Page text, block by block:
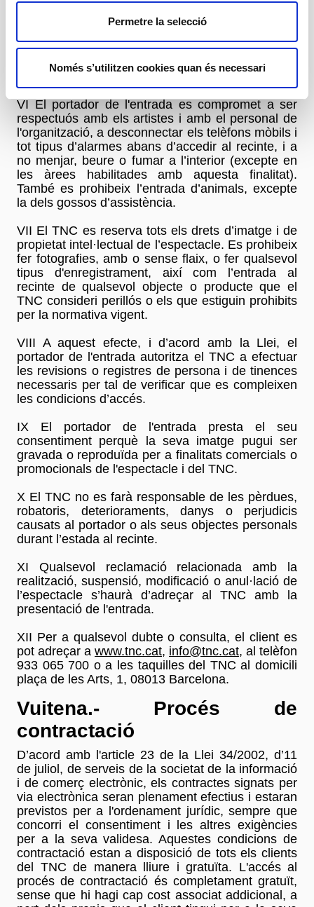
Permetre la selecció
Només s’utilitzen cookies quan és necessari
V Es prohibeix l'entrada al recinte a menors de 18
persones majors d'edat. El TNC informarà dels
espectacles prohibits a menors d'edat així com de
les edats recomanades dels espectacles.
VI El portador de l'entrada es compromet a ser
respectuós amb els artistes i amb el personal de
l'organització, a desconnectar els telèfons mòbils i
tot tipus d’alarmes abans d’accedir al recinte, i a
no menjar, beure o fumar a l’interior (excepte en
les àrees habilitades amb aquesta finalitat).
També es prohibeix l’entrada d’animals, excepte
la dels gossos d’assistència.
VII El TNC es reserva tots els drets d’imatge i de
propietat intel·lectual de l’espectacle. Es prohibeix
fer fotografies, amb o sense flaix, o fer qualsevol
tipus d'enregistrament, així com l’entrada al
recinte de qualsevol objecte o producte que el
TNC consideri perillós o els que estiguin prohibits
per la normativa vigent.
VIII A aquest efecte, i d’acord amb la Llei, el
portador de l'entrada autoritza el TNC a efectuar
les revisions o registres de persona i de tinences
necessaris per tal de verificar que es compleixen
les condicions d’accés.
IX El portador de l'entrada presta el seu
consentiment perquè la seva imatge pugui ser
gravada o reproduïda per a finalitats comercials o
promocionals de l'espectacle i del TNC.
X El TNC no es farà responsable de les pèrdues,
robatoris, deterioraments, danys o perjudicis
causats al portador o als seus objectes personals
durant l’estada al recinte.
XI Qualsevol reclamació relacionada amb la
realització, suspensió, modificació o anul·lació de
l’espectacle s’haurà d’adreçar al TNC amb la
presentació de l'entrada.
XII Per a qualsevol dubte o consulta, el client es
pot adreçar a www.tnc.cat, info@tnc.cat, al telèfon
933 065 700 o a les taquilles del TNC al domicili
plaça de les Arts, 1, 08013 Barcelona.
Vuitena.- Procés de
contractació
D’acord amb l'article 23 de la Llei 34/2002, d’11
de juliol, de serveis de la societat de la informació
i de comerç electrònic, els contractes signats per
via electrònica seran plenament efectius i estaran
previstos per a l'ordenament jurídic, sempre que
concorri el consentiment i les altres exigències
per a la seva validesa. Aquestes condicions de
contractació estan a disposició de tots els clients
del TNC de manera lliure i gratuïta. L'accés al
procés de contractació és completament gratuït,
sense que hi hagi cap cost associat addicional, a